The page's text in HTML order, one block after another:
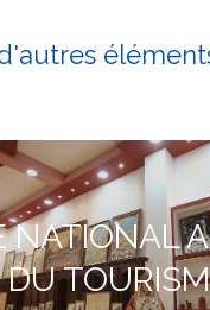
NATIONAL
DU